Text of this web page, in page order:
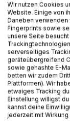
BESCHREIBUNG
Im Zentrum:
Buch für alle in
zusätzliche und
Menschen, die
Managements
fantastischen
unmittelbare
Wir nutzen Cookies
Website. Einige von
Daneben verwenden
Fingerprints sowie
unsere Seite
serverseitiges
geräteübergreifend
sowie gehashte E-
betten wir zudem
Plattformen). Wir
etwaiges Tracking
Einstellung willigst
kannst deine
jederzeit mit